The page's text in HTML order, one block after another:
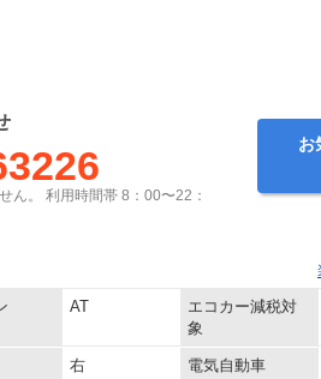
ん。 利用時間帯 8：00〜22：
お
AT
エコカー減税対
象
右
電気自動車